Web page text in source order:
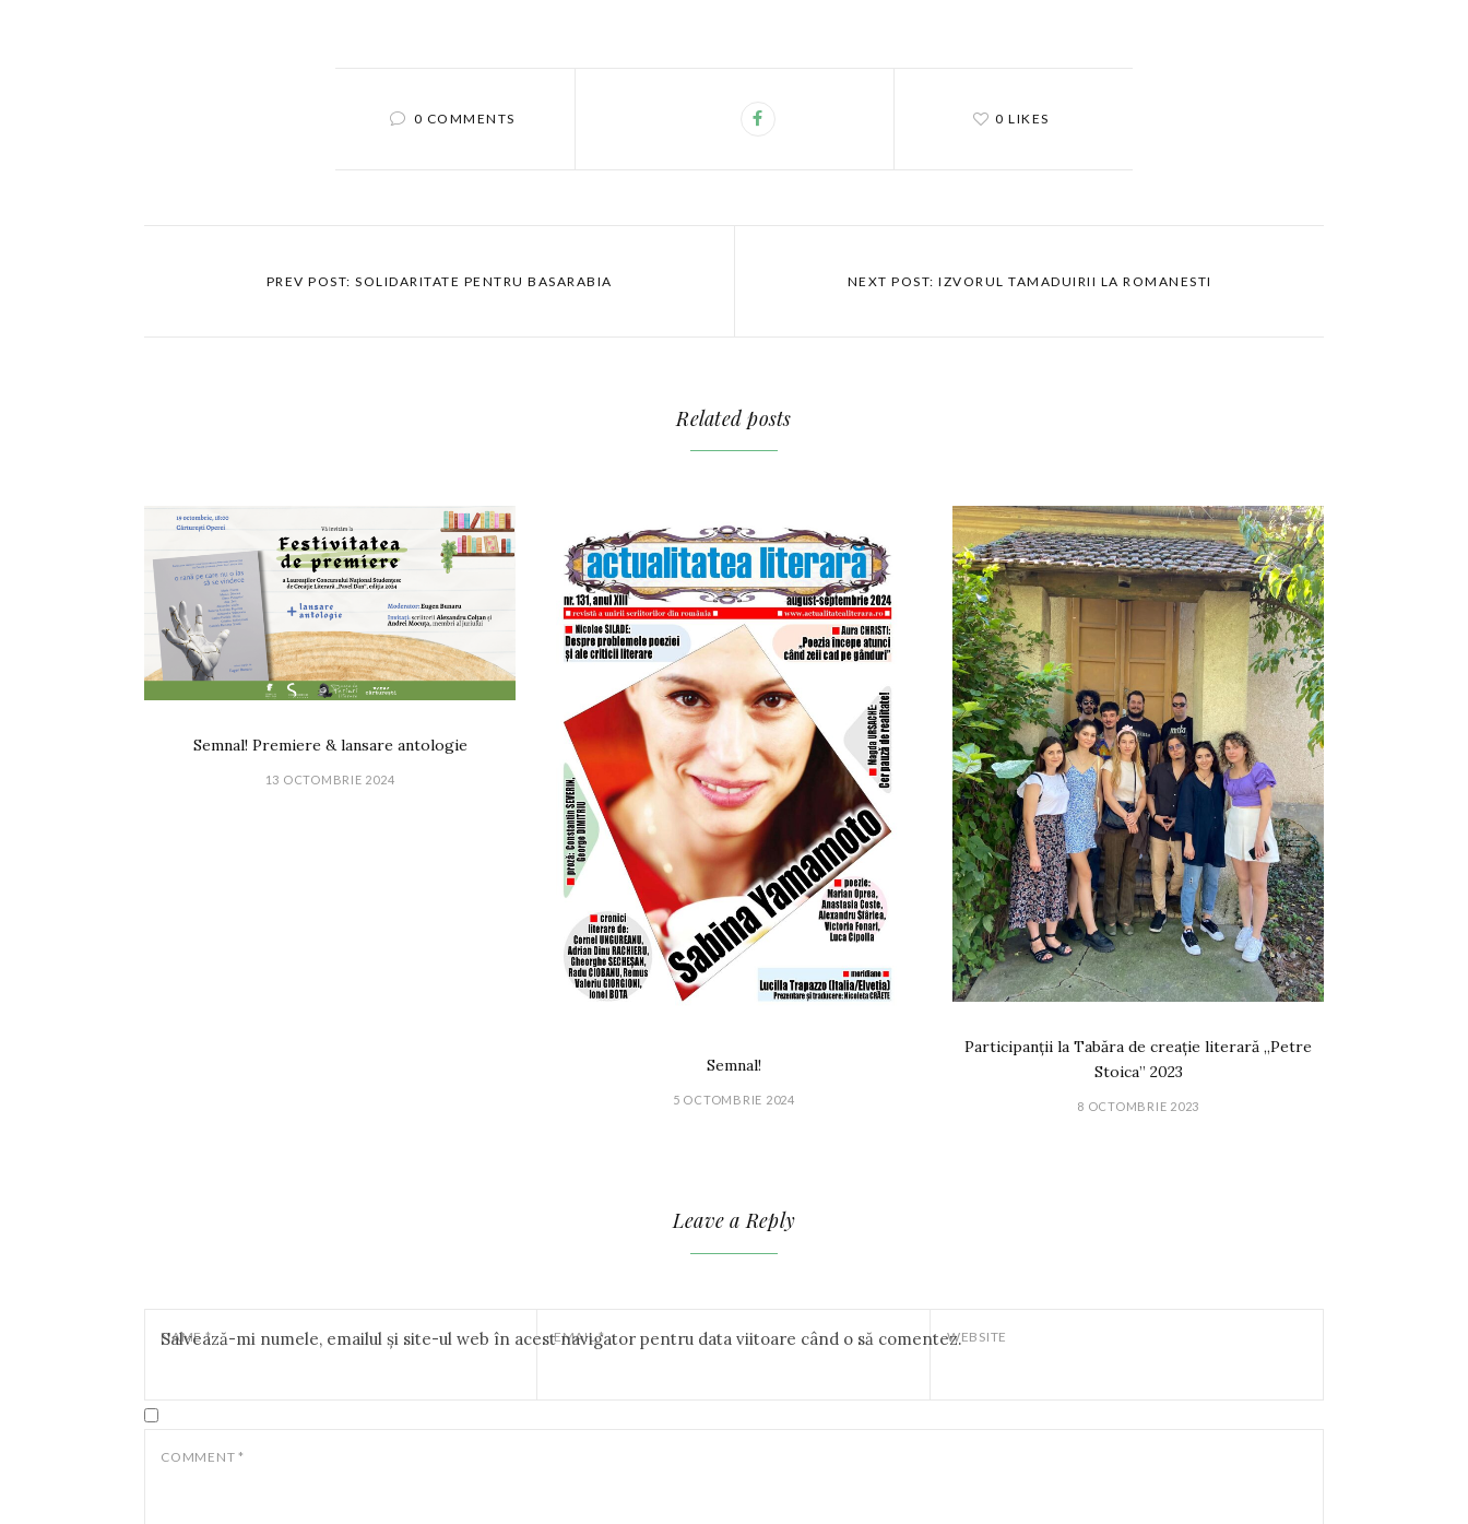
0 COMMENTS 0 LIKES
PREV POST: SOLIDARITATE PENTRU BASARABIA NEXT POST: IZVORUL TAMADUIRII LA ROMANESTI
Related posts
Semnal! Premiere & lansare antologie
13 OCTOMBRIE 2024
Semnal!
5 OCTOMBRIE 2024
Participanții la Tabăra de creație literară „Petre
Stoica” 2023
8 OCTOMBRIE 2023
Leave a Reply
NAME* EMAIL* WEBSITE
Salvează-mi numele, emailul și site-ul web în acest navigator pentru data viitoare când o să comentez.
COMMENT *